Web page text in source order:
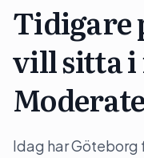
Tidigare
vill sitta
Idag har